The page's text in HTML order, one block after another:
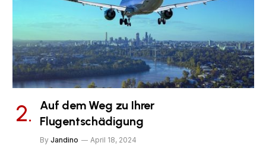
Auf dem Weg zu Ihrer
Flugentschädigung
By Jandino April 18, 2024